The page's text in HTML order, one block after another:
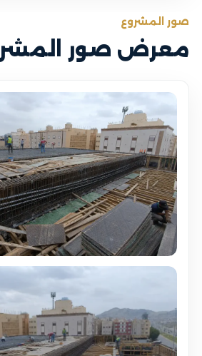
صور المشروع
معرض صور